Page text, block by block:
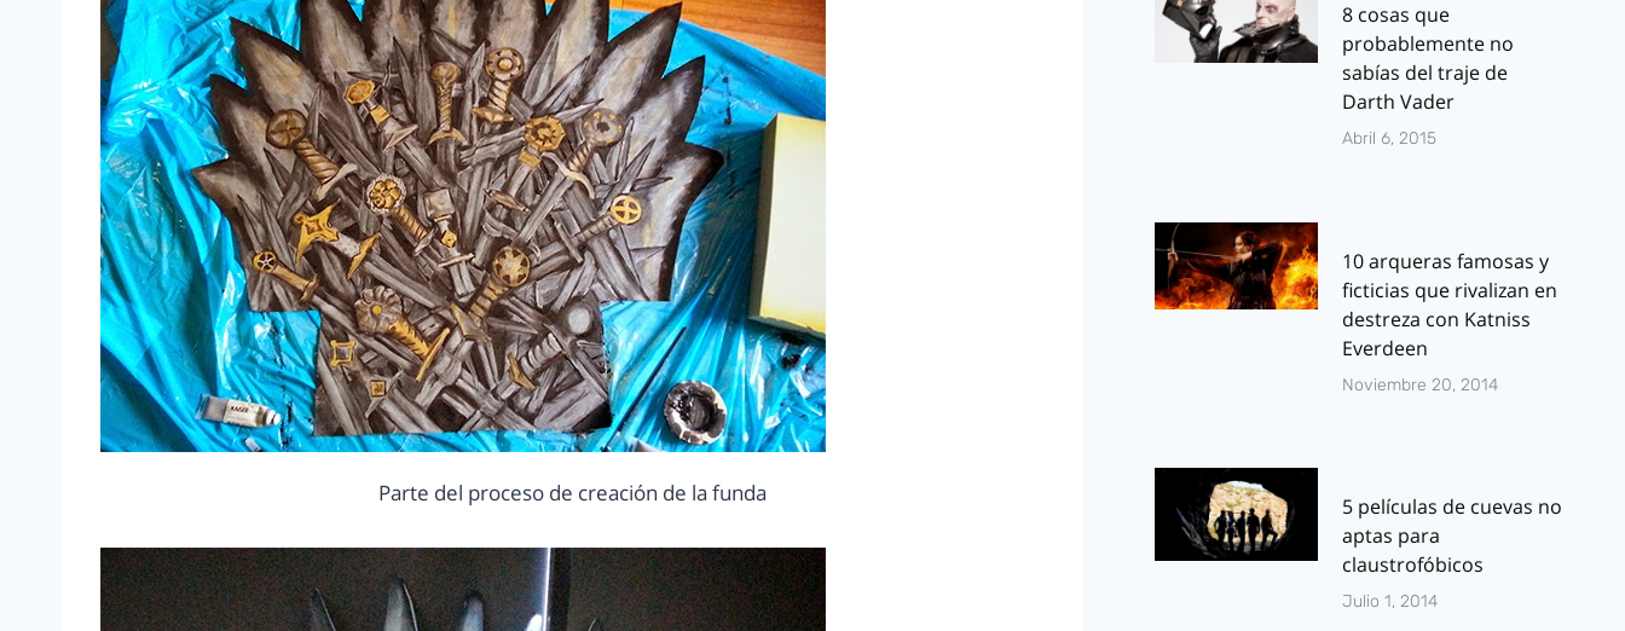
Parte del proceso de creación de la funda
8 cosas que
probablemente no
sabías del traje de
Darth Vader
Abril 6, 2015
10 arqueras famosas y
ficticias que rivalizan en
destreza con Katniss
Everdeen
Noviembre 20, 2014
5 películas de cuevas no
aptas para
claustrofóbicos
Julio 1, 2014